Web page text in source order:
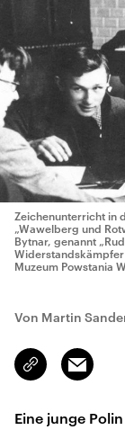
Zeichenunterricht in
„Wawelberg und
Bytnar, genannt
Muzeum Powstania
Von Martin
Link
kopieren/teilen
Email
Eine junge